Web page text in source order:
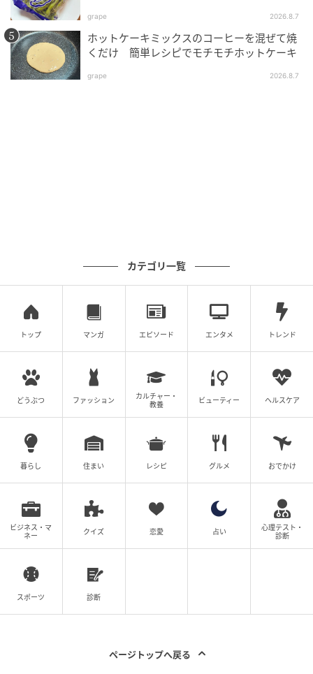
※本記事の内容は、必ずしもすべての状況にあてはま
るとは限りません。必要に応じて医師や専門家に相談
するなど、ご自身の責任と判断によって適切なご対応
をお願いいたします。
イラスト：あさうえさい
※ベビーカレンダーが独自に実施したアンケートで集
めた読者様の体験談をもとに記事化しています（回答
時期：2026年1月）
監修者：管理栄養士 前 相模女子大学 栄養科学部 教授
堤ちはる
ベビーカレンダー編集部
元記事で読む
クリエイター情報
ベビーカレンダー
ベビーカレンダーは妊娠・出産・育児の情報サイト
です。みんなのクチコミや体験談から産婦人科検
索、おでかけ情報、離乳食レシピまで。月間利用者1
grape 2026.8.7
ホットケーキミックスのコーヒーを混ぜて焼
くだけ 簡単レシピでモチモチホットケーキ
grape 2026.8.7
カテゴリ一覧
トップ マンガ エピソード エンタメ トレンド
どうぶつ ファッション
カルチャー・
教養
ビューティー ヘルスケア
暮らし 住まい レシピ グルメ おでかけ
ビジネス・マ
ネー
クイズ 恋愛 占い
心理テスト・
診断
スポーツ 診断
ページトップへ戻る